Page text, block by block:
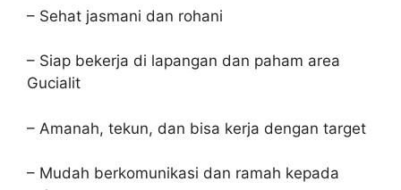
– Sehat jasmani dan rohani
– Siap bekerja di lapangan dan paham area
Gucialit
– Amanah, tekun, dan bisa kerja dengan target
– Mudah berkomunikasi dan ramah kepada